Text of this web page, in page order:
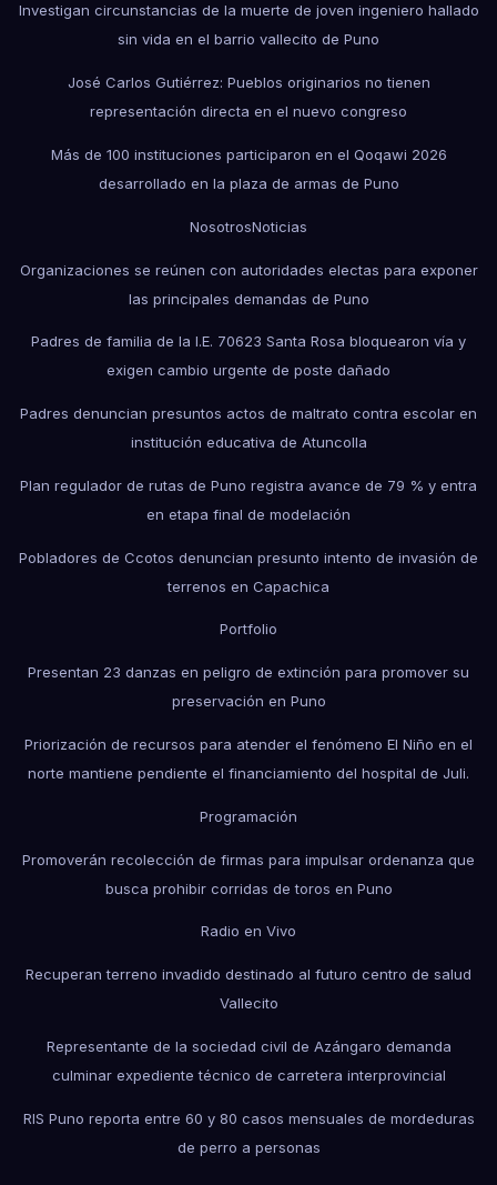
Investigan circunstancias de la muerte de joven ingeniero hallado
sin vida en el barrio vallecito de Puno
José Carlos Gutiérrez: Pueblos originarios no tienen
representación directa en el nuevo congreso
Más de 100 instituciones participaron en el Qoqawi 2026
desarrollado en la plaza de armas de Puno
NosotrosNoticias
Organizaciones se reúnen con autoridades electas para exponer
las principales demandas de Puno
Padres de familia de la I.E. 70623 Santa Rosa bloquearon vía y
exigen cambio urgente de poste dañado
Padres denuncian presuntos actos de maltrato contra escolar en
institución educativa de Atuncolla
Plan regulador de rutas de Puno registra avance de 79 % y entra
en etapa final de modelación
Pobladores de Ccotos denuncian presunto intento de invasión de
terrenos en Capachica
Portfolio
Presentan 23 danzas en peligro de extinción para promover su
preservación en Puno
Priorización de recursos para atender el fenómeno El Niño en el
norte mantiene pendiente el financiamiento del hospital de Juli.
Programación
Promoverán recolección de firmas para impulsar ordenanza que
busca prohibir corridas de toros en Puno
Radio en Vivo
Recuperan terreno invadido destinado al futuro centro de salud
Vallecito
Representante de la sociedad civil de Azángaro demanda
culminar expediente técnico de carretera interprovincial
RIS Puno reporta entre 60 y 80 casos mensuales de mordeduras
de perro a personas